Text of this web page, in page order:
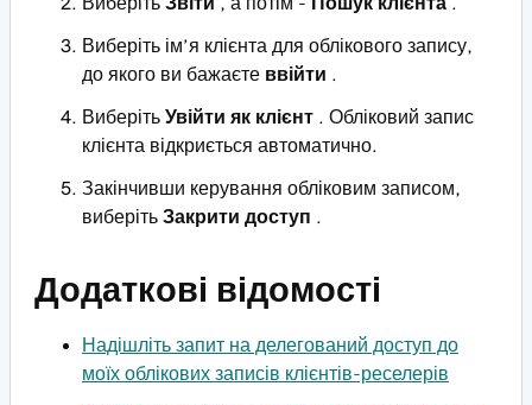
Виберіть ім’я клієнта для облікового запису,
до якого ви бажаєте ввійти
Виберіть Увійти як клієнт . Обліковий запис
клієнта відкриється автоматично.
Закінчивши керування обліковим записом,
виберіть Закрити доступ
Додаткові відомості
Надішліть запит на делегований доступ до
моїх облікових записів клієнтів-реселерів